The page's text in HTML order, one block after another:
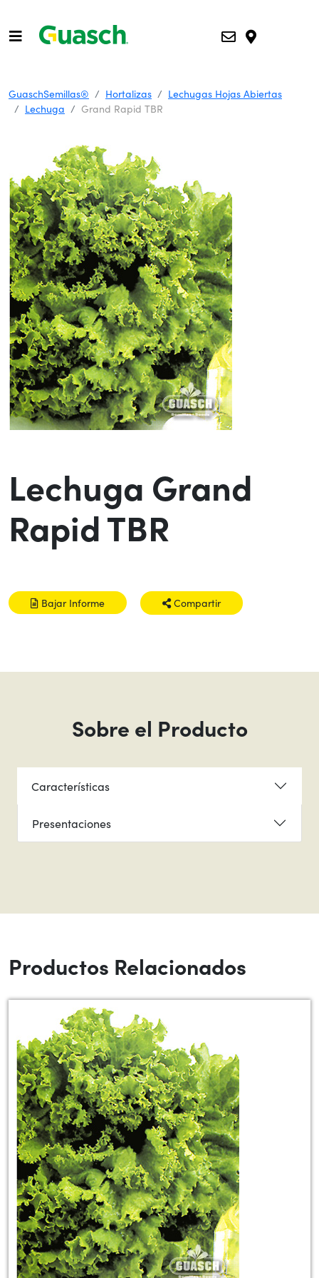
GuaschSemillas® Hortalizas
Lechugas Hojas Abiertas
Lechuga
Grand Rapid TBR
Lechuga Grand
Rapid TBR
Bajar Informe Compartir
Sobre el Producto
Características
Presentaciones
Productos Relacionados